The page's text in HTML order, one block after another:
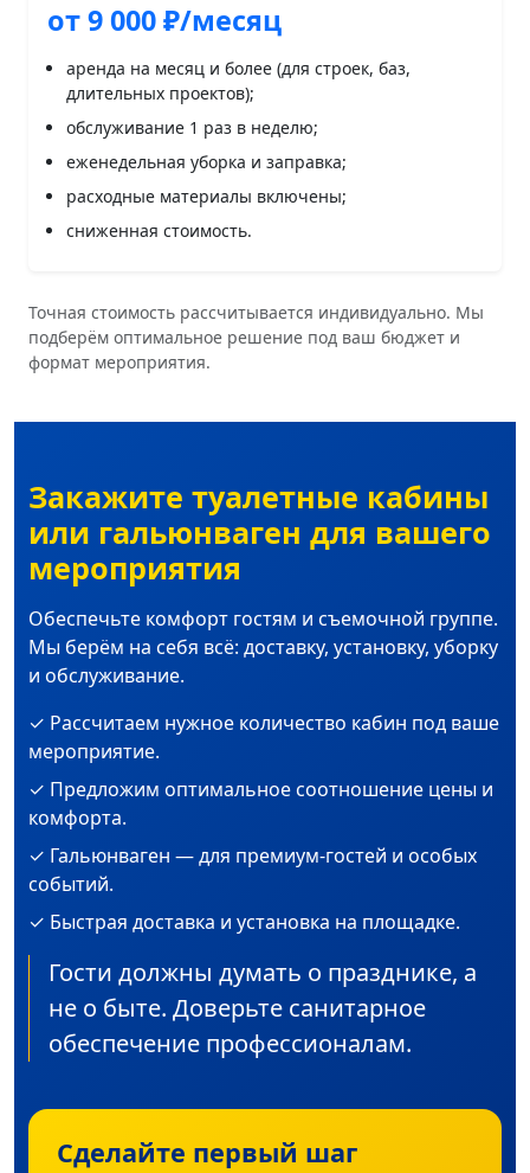
от 9 000 ₽/месяц
аренда на месяц и более (для строек, баз,
длительных проектов);
обслуживание 1 раз в неделю;
еженедельная уборка и заправка;
расходные материалы включены;
сниженная стоимость.
Точная стоимость рассчитывается индивидуально. Мы
подберём оптимальное решение под ваш бюджет и
формат мероприятия.
Закажите туалетные кабины
или гальюнваген для вашего
мероприятия
Обеспечьте комфорт гостям и съемочной группе.
Мы берём на себя всё: доставку, установку, уборку
и обслуживание.
✓ Рассчитаем нужное количество кабин под ваше
мероприятие.
✓ Предложим оптимальное соотношение цены и
комфорта.
✓ Гальюнваген — для премиум-гостей и особых
событий.
✓ Быстрая доставка и установка на площадке.
Гости должны думать о празднике, а
не о быте. Доверьте санитарное
обеспечение профессионалам.
Сделайте первый шаг